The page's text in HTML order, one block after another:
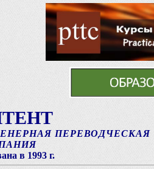
ПЕРЕВОДЧЕСКАЯ
в 1993 г.